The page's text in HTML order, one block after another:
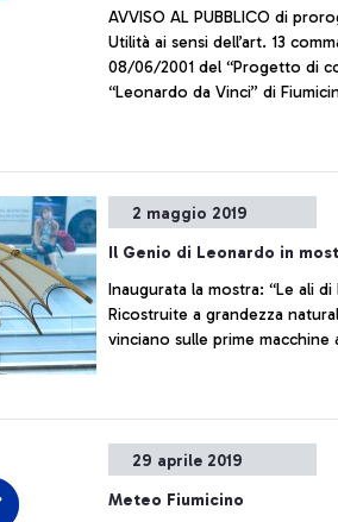
AVVISO AL PUBBLICO di proroga dell’efficacia della Pubblica
Utilità ai sensi dell’art. 13 comma 5 del D.P.R. n. 327 del
08/06/2001 del “Progetto di completamento dell’Aeroporto
“Leonardo da Vinci” di
2 maggio 2019
Il Genio di Leonardo in
Inaugurata la mostra: “Le ali
Ricostruite a grandezza
vinciano sulle prime
29 aprile 2019
Meteo Fiumicino